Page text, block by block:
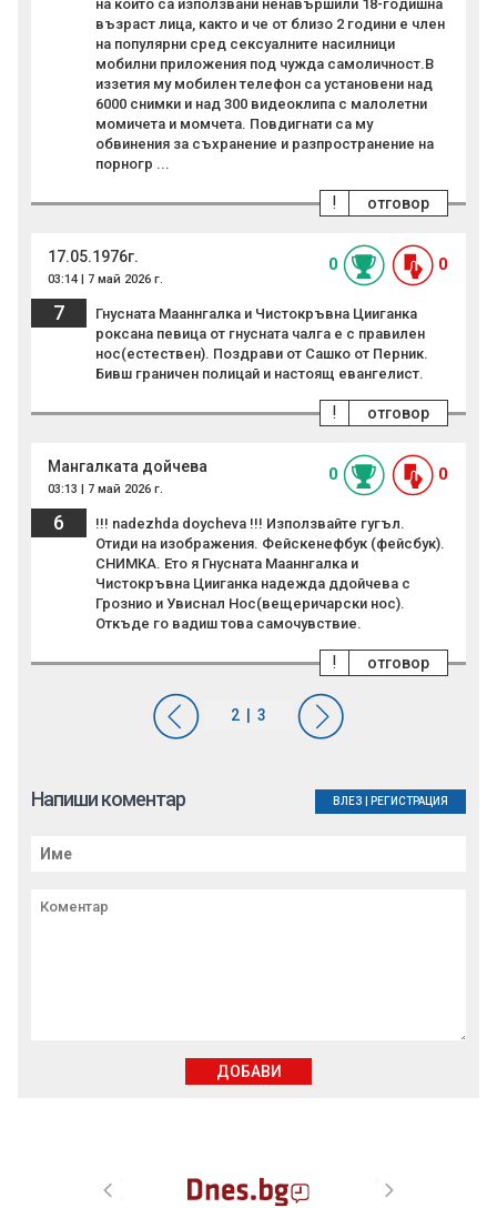
на които са използвани ненавършили 18-годишна
възраст лица, както и че от близо 2 години е член
на популярни сред сексуалните насилници
мобилни приложения под чужда самоличност.В
иззетия му мобилен телефон са установени над
6000 снимки и над 300 видеоклипа с малолетни
момичета и момчета. Повдигнати са му
обвинения за съхранение и разпространение на
порногр ...
отговор
!
17.05.1976г.
03:14 | 7 май 2026 г.
0 0
7
Гнусната Мааннгалка и Чистокръвна Цииганка
роксана певица от гнусната чалга е с правилен
нос(естествен). Поздрави от Сашко от Перник.
Бивш граничен полицай и настоящ евангелист.
отговор
!
Мангалката дойчева
03:13 | 7 май 2026 г.
0 0
6
!!! nadezhda doycheva !!! Използвайте гугъл.
Отиди на изображения. Фейскенефбук (фейсбук).
СНИМКА. Ето я Гнусната Мааннгалка и
Чистокръвна Цииганка надежда ддойчева с
Грознио и Увиснал Нос(вещеричарски нос).
Откъде го вадиш това самочувствие.
отговор
!
Напиши коментар ВЛЕЗ РЕГИСТРАЦИЯ
ДОБАВИ